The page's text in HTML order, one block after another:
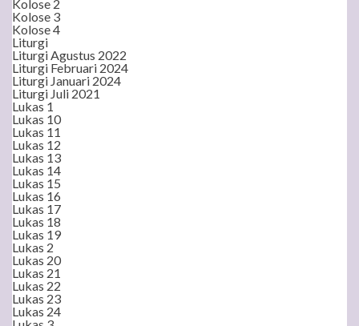
Kolose 2
Kolose 3
Kolose 4
Liturgi
Liturgi Agustus 2022
Liturgi Februari 2024
Liturgi Januari 2024
Liturgi Juli 2021
Lukas 1
Lukas 10
Lukas 11
Lukas 12
Lukas 13
Lukas 14
Lukas 15
Lukas 16
Lukas 17
Lukas 18
Lukas 19
Lukas 2
Lukas 20
Lukas 21
Lukas 22
Lukas 23
Lukas 24